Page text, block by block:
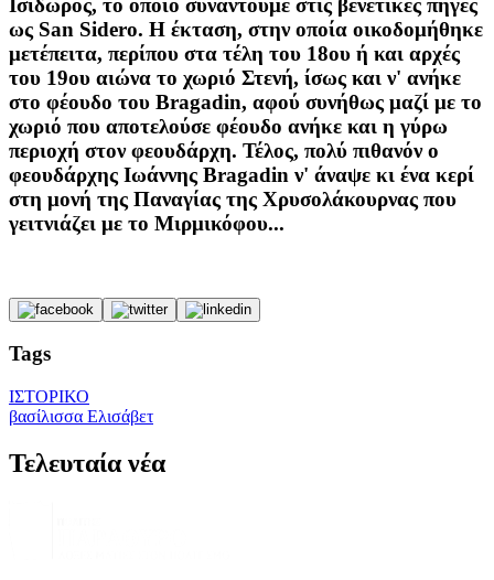
Ισίδωρος, το οποίο συναντούμε στις βενετικές πηγές
ως San Sidero. H έκταση, στην οποία οικοδομήθηκε
μετέπειτα, περίπου στα τέλη του 18ου ή και αρχές
του 19ου αιώνα το χωριό Στενή, ίσως και ν' ανήκε
στο φέουδο του Bragadin, αφού συνήθως μαζί με το
χωριό που αποτελούσε φέουδο ανήκε και η γύρω
περιοχή στον φεουδάρχη. Τέλος, πολύ πιθανόν ο
φεουδάρχης Ιωάννης Bragadin ν' άναψε κι ένα κερί
στη μονή της Παναγίας της Χρυσολάκουρνας που
γειτνιάζει με το Μιρμικόφου...
Tags
ΙΣΤΟΡΙΚΟ
βασίλισσα Ελισάβετ
Τελευταία νέα